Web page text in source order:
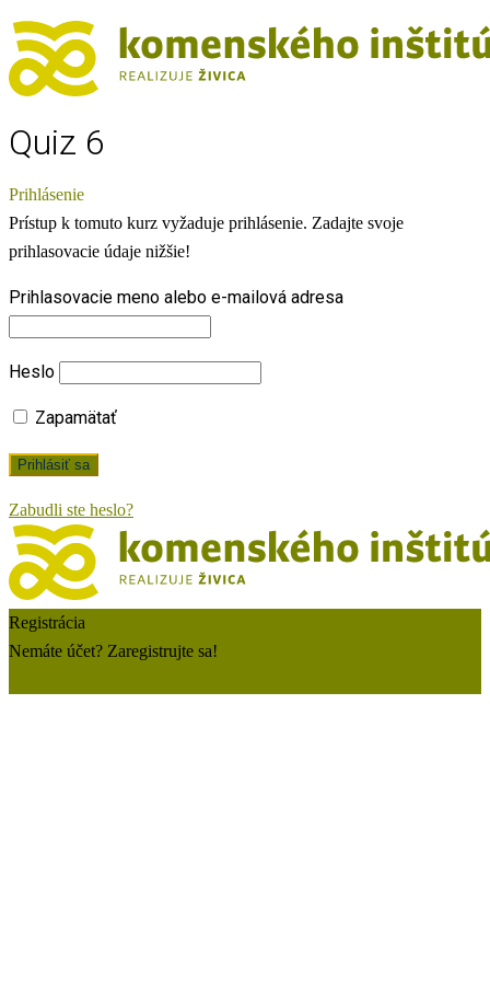
Quiz 6
Prihlásenie
Prístup k tomuto kurz vyžaduje prihlásenie. Zadajte svoje
prihlasovacie údaje nižšie!
Prihlasovacie meno alebo e-mailová adresa
Heslo
Zapamätať
Zabudli ste heslo?
Registrácia
Nemáte účet? Zaregistrujte sa!